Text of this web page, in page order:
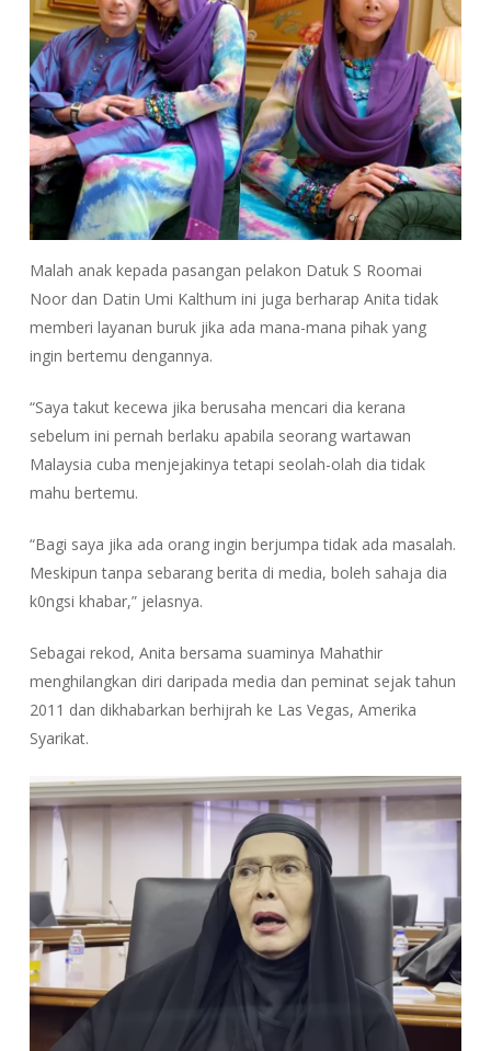
Malah anak kepada pasangan pelakon Datuk S Roomai
Noor dan Datin Umi Kalthum ini juga berharap Anita tidak
memberi layanan buruk jika ada mana-mana pihak yang
ingin bertemu dengannya.
“Saya takut kecewa jika berusaha mencari dia kerana
sebelum ini pernah berlaku apabila seorang wartawan
Malaysia cuba menjejakinya tetapi seolah-olah dia tidak
mahu bertemu.
“Bagi saya jika ada orang ingin berjumpa tidak ada masalah.
Meskipun tanpa sebarang berita di media, boleh sahaja dia
k0ngsi khabar,” jelasnya.
Sebagai rekod, Anita bersama suaminya Mahathir
menghilangkan diri daripada media dan peminat sejak tahun
2011 dan dikhabarkan berhijrah ke Las Vegas, Amerika
Syarikat.